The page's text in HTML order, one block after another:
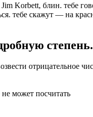
Korbett, блин. тебе
тебе скажут — на
степень.
отрицательное
не может посчитать